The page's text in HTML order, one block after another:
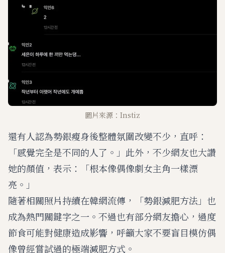
圖片來源：Instiz
還有人認為勢銀瘦身後整體氛圍改變不少，直呼：
「感覺完全是不同的人了。」此外，不少網友也大讚
她的顏值，表示：「根本像偶像劇女主角一樣漂
亮。」
隨著相關照片持續在韓網流傳，「勢銀減肥方法」也
成為熱門關鍵字之一。不過也有部分網友擔心，過度
節食可能對健康造成影響，呼籲大家不要盲目模仿偶
像曾經嘗試過的極端減肥方式。